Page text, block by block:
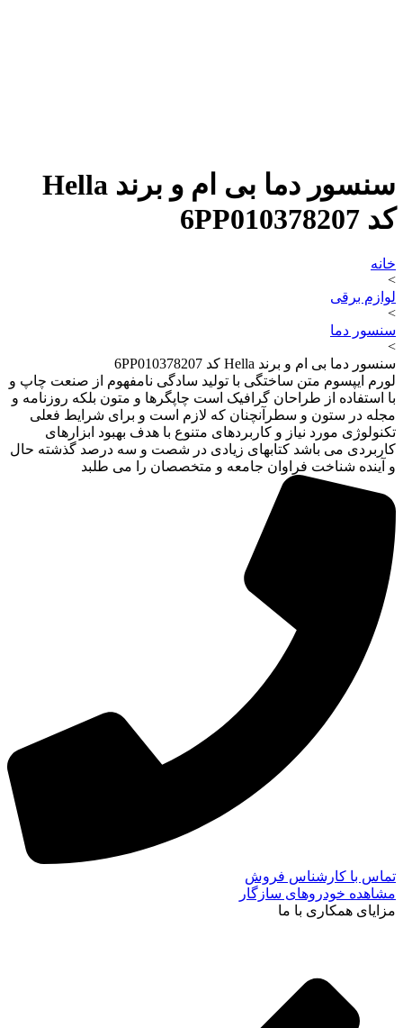
سنسور دما بی ام و برند Hella
کد 6PP010378207
خانه
>
لوازم برقی
>
سنسور دما
>
سنسور دما بی ام و برند Hella کد 6PP010378207
لورم ایپسوم متن ساختگی با تولید سادگی نامفهوم از صنعت چاپ و
با استفاده از طراحان گرافیک است چاپگرها و متون بلکه روزنامه و
مجله در ستون و سطرآنچنان که لازم است و برای شرایط فعلی
تکنولوژی مورد نیاز و کاربردهای متنوع با هدف بهبود ابزارهای
کاربردی می باشد کتابهای زیادی در شصت و سه درصد گذشته حال
و آینده شناخت فراوان جامعه و متخصصان را می طلبد
تماس با کارشناس فروش
مشاهده خودروهای سازگار
مزایای همکاری با ما